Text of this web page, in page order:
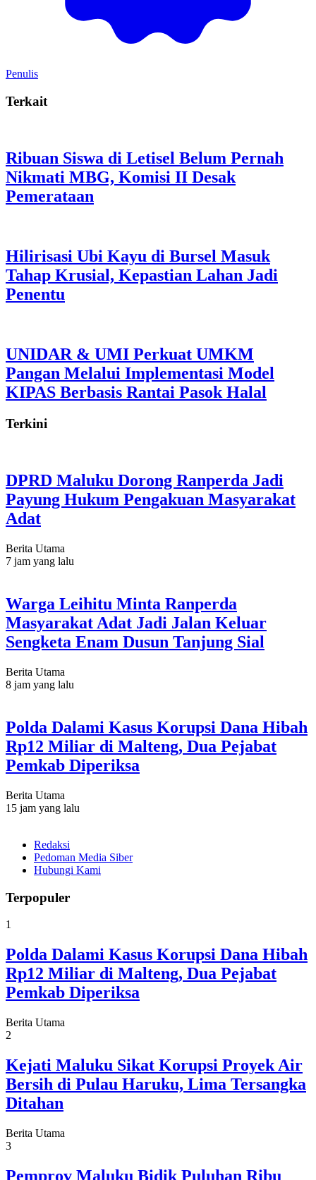
Penulis
Terkait
Ribuan Siswa di Letisel Belum Pernah
Nikmati MBG, Komisi II Desak
Pemerataan
Hilirisasi Ubi Kayu di Bursel Masuk
Tahap Krusial, Kepastian Lahan Jadi
Penentu
UNIDAR & UMI Perkuat UMKM
Pangan Melalui Implementasi Model
KIPAS Berbasis Rantai Pasok Halal
Terkini
DPRD Maluku Dorong Ranperda Jadi
Payung Hukum Pengakuan Masyarakat
Adat
Berita Utama
7 jam yang lalu
Warga Leihitu Minta Ranperda
Masyarakat Adat Jadi Jalan Keluar
Sengketa Enam Dusun Tanjung Sial
Berita Utama
8 jam yang lalu
Polda Dalami Kasus Korupsi Dana Hibah
Rp12 Miliar di Malteng, Dua Pejabat
Pemkab Diperiksa
Berita Utama
15 jam yang lalu
Redaksi
Pedoman Media Siber
Hubungi Kami
Terpopuler
1
Polda Dalami Kasus Korupsi Dana Hibah
Rp12 Miliar di Malteng, Dua Pejabat
Pemkab Diperiksa
Berita Utama
2
Kejati Maluku Sikat Korupsi Proyek Air
Bersih di Pulau Haruku, Lima Tersangka
Ditahan
Berita Utama
3
Pemprov Maluku Bidik Puluhan Ribu